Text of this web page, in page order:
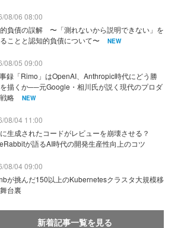
08/06 08:00
負債の誤解 〜「測れないから説明できない」を
ことと認知的負債について〜
NEW
08/05 09:00
録「Rimo」はOpenAI、Anthropic時代にどう勝
描くか──元Google・相川氏が説く現代のプロダ
略
NEW
08/04 11:00
生成されたコードがレビューを崩壊させる？
が語るAI時代の開発生産性向上のコツ
08/04 09:00
が挑んだ150以上のKubernetesクラスタ大規模移
台裏
新着記事一覧を見る